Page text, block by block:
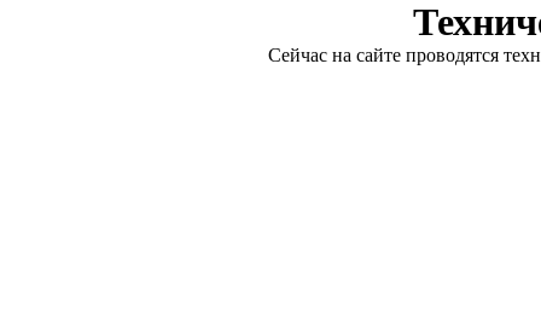
Сейчас на сайте проводятся